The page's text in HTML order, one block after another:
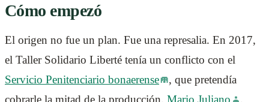
Cómo empezó
El origen no fue un plan. Fue una represalia. En 2017,
el Taller Solidario Liberté tenía un conflicto con el
Servicio Penitenciario bonaerense
, que pretendía
cobrarle la mitad de la producción. Mario Juliano
,